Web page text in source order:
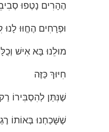
הֶהָרִים נָטְפוּ
וּפְרָחִים הֶחֱוּוּ
מוּלֵנוּ בָּא אִישׁ
חִיּוּךְ כַּזֶּה
שֶׁנִּתַּן לְהִסְבִּירוֹ
שֶׁשָּׁכַחְנוּ בְּאוֹתוֹ